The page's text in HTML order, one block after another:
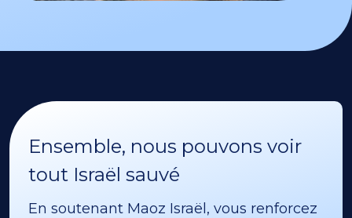
Ensemble, nous pouvons voir
tout Israël sauvé
En soutenant Maoz Israël, vous renforcez